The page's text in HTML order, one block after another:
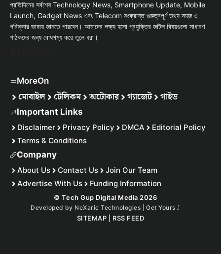
প্রতিদিনের সর্বশেষ Technology News, Smartphone Update, Mobile
Launch, Gadget News এবং Telecom সংক্রান্ত গুরুত্বপূর্ণ তথ্য সহজ ও
পরিষ্কার ভাষায় জানতে পারবেন। আমাদের লক্ষ্য হলো প্রযুক্তির জটিল বিষয়গুলো সাধারণ
পাঠকদের জন্য বোধগম্য করে তুলে ধরা।
MoreOn
মোবাইল টেলিকম অটোকার গ্যাজেট গাইড
Important Links
Disclaimer Privacy Policy DMCA
Editorial Policy
Terms & Conditions
Company
About Us Contact Us
Join Our Team
Advertise With Us
Funding Information
© Tech Gup Digital Media 2026
Developed by NeXaric Technologies | Get Yours⤴︎
SITEMAP RSS FEED